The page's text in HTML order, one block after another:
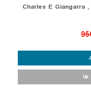
Charles E Giangarra